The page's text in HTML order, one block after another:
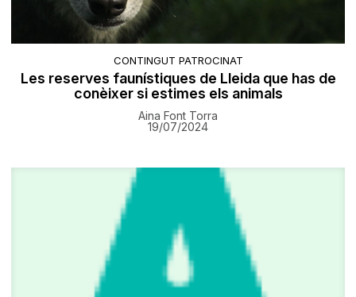
CONTINGUT PATROCINAT
Les reserves faunístiques de Lleida que has de
conèixer si estimes els animals
Aina Font Torra
19/07/2024